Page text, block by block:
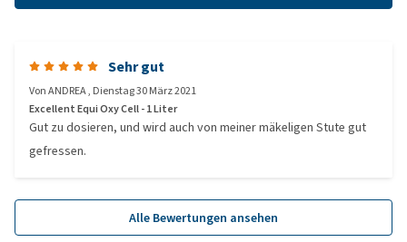
Sehr gut
VonANDREA, Dienstag 30 März 2021
Excellent Equi Oxy Cell - 1 Liter
Gut zu dosieren, und wird auch von meiner mäkeligen Stute gut
gefressen.
Alle Bewertungen ansehen